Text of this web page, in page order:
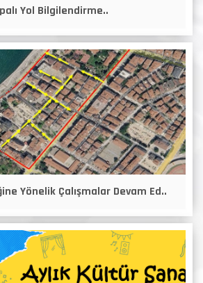
Yol Bilgilendirme..
Yönelik Çalışmalar Devam Ed..